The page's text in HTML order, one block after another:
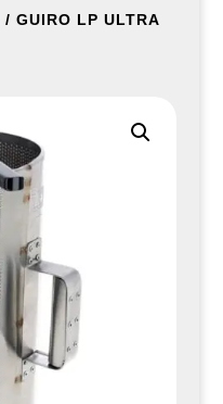
/ GUIRO LP ULTRA